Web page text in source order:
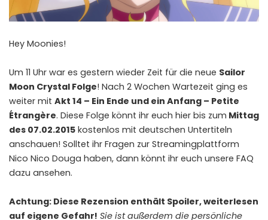
Hey Moonies!
Um 11 Uhr war es gestern wieder Zeit für die neue Sailor
Moon Crystal Folge! Nach 2 Wochen Wartezeit ging es
weiter mit Akt 14 – Ein Ende und ein Anfang – Petite
Étrangère. Diese Folge könnt ihr euch hier bis zum Mittag
des 07.02.2015 kostenlos mit deutschen Untertiteln
anschauen! Solltet ihr Fragen zur Streamingplattform
Nico Nico Douga haben, dann könnt ihr euch unsere FAQ
dazu ansehen.
Achtung: Diese Rezension enthält Spoiler, weiterlesen
auf eigene Gefahr! Sie ist außerdem die persönliche